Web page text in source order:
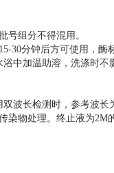
号组分不得混用。
30分钟后方可使用，
中加温助溶，洗涤时不
波长检测时，参考波长
染物处理。终止液为2M